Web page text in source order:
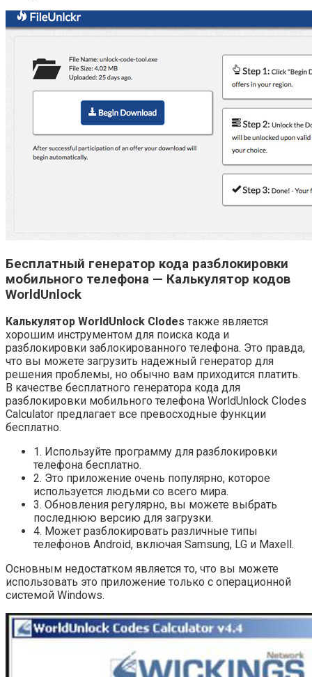
Бесплатный генератор кода разблокировки
мобильного телефона — Калькулятор кодов
WorldUnlock
Калькулятор WorldUnlock Clodes также является
хорошим инструментом для поиска кода и
разблокировки заблокированного телефона. Это правда,
что вы можете загрузить надежный генератор для
решения проблемы, но обычно вам приходится платить.
В качестве бесплатного генератора кода для
разблокировки мобильного телефона WorldUnlock Clodes
Calculator предлагает все превосходные функции
бесплатно.
1. Используйте программу для разблокировки
телефона бесплатно.
2. Это приложение очень популярно, которое
используется людьми со всего мира.
3. Обновления регулярно, вы можете выбрать
последнюю версию для загрузки.
4. Может разблокировать различные типы
телефонов Android, включая Samsung, LG и Maxell.
Основным недостатком является то, что вы можете
использовать это приложение только с операционной
системой Windows.